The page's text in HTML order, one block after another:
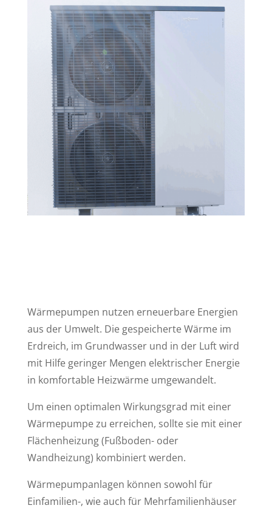
Wärmepumpen nutzen erneuerbare Energien
aus der Umwelt. Die gespeicherte Wärme im
Erdreich, im Grundwasser und in der Luft wird
mit Hilfe geringer Mengen elektrischer Energie
in komfortable Heizwärme umgewandelt.
Um einen optimalen Wirkungsgrad mit einer
Wärmepumpe zu erreichen, sollte sie mit einer
Flächenheizung (Fußboden- oder
Wandheizung) kombiniert werden.
Wärmepumpanlagen können sowohl für
Einfamilien-, wie auch für Mehrfamilienhäuser